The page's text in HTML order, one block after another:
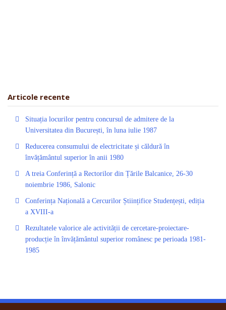
Articole recente
Situația locurilor pentru concursul de admitere de la
Universitatea din București, în luna iulie 1987
Reducerea consumului de electricitate și căldură în
învățământul superior în anii 1980
A treia Conferință a Rectorilor din Țările Balcanice, 26-30
noiembrie 1986, Salonic
Conferința Națională a Cercurilor Științifice Studențești, ediția
a XVIII-a
Rezultatele valorice ale activității de cercetare-proiectare-
producție în învățământul superior românesc pe perioada 1981-
1985